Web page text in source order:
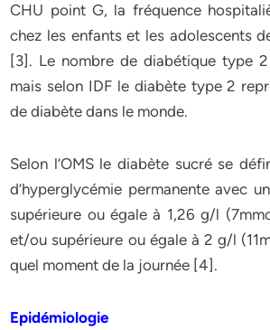
CHU point G, la fréquence
chez les enfants et les adolescents
[3]. Le nombre de diabétique type 2
mais selon IDF le diabète type 2
de diabète dans le monde.
Selon l’OMS le diabète sucré se
d’hyperglycémie permanente avec
supérieure ou égale à 1,26 g/l
et/ou supérieure ou égale à 2 g/l
quel moment de la journée [4].
Epidémiologie